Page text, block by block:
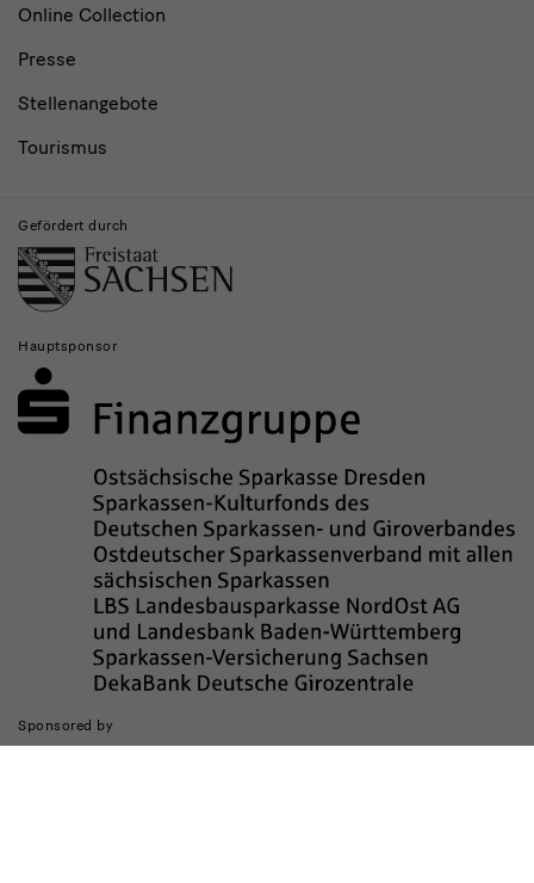
Online Collection
Presse
Stellenangebote
Tourismus
Gefördert durch
Hauptsponsor
Sponsored by